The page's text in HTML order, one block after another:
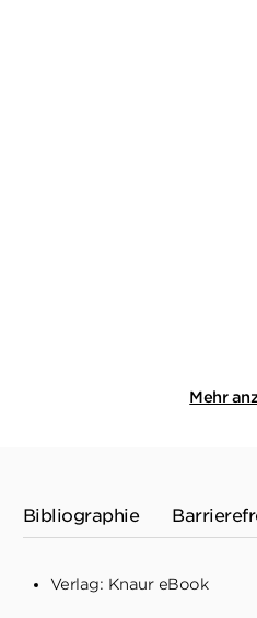
Mehr
Bibliographie
Verlag: Knaur eBook